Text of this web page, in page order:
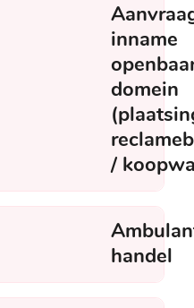
inname
domein
/
handel